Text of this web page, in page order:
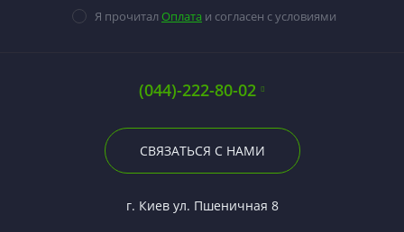
Я прочитал Оплата и согласен с условиями
(044)-222-80-02
СВЯЗАТЬСЯ С НАМИ
г. Киев ул. Пшеничная 8